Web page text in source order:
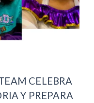
CELEBRA
Y PREPARA